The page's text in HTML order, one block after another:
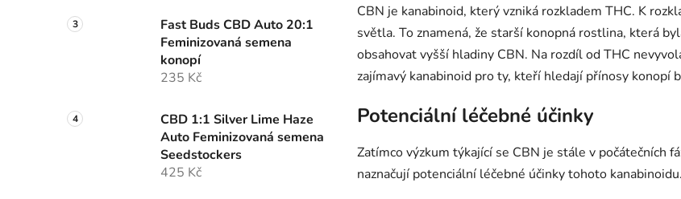
e
Fast Buds CBD Auto 20:1
Feminizovaná semena
konopí
235 Kč
CBD 1:1 Silver Lime Haze
Auto Feminizovaná semena
Seedstockers
425 Kč
CBN je kanabinoid, který vzniká rozkladem THC. K
světla. To znamená, že starší konopná rostlina, která
obsahovat vyšší hladiny CBN. Na rozdíl od THC
zajímavý kanabinoid pro ty, kteří hledají přínosy konopí
Potenciální léčebné účinky
Zatímco výzkum týkající se CBN je stále v počátečních
naznačují potenciální léčebné účinky tohoto